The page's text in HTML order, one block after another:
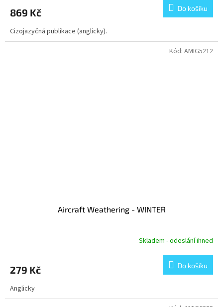
869 Kč Do košíku
Cizojazyčná publikace (anglicky).
Aircraft Weathering - WINTER
Skladem - odeslání ihned
279 Kč Do košíku
Anglicky
Kód: AMIG5212